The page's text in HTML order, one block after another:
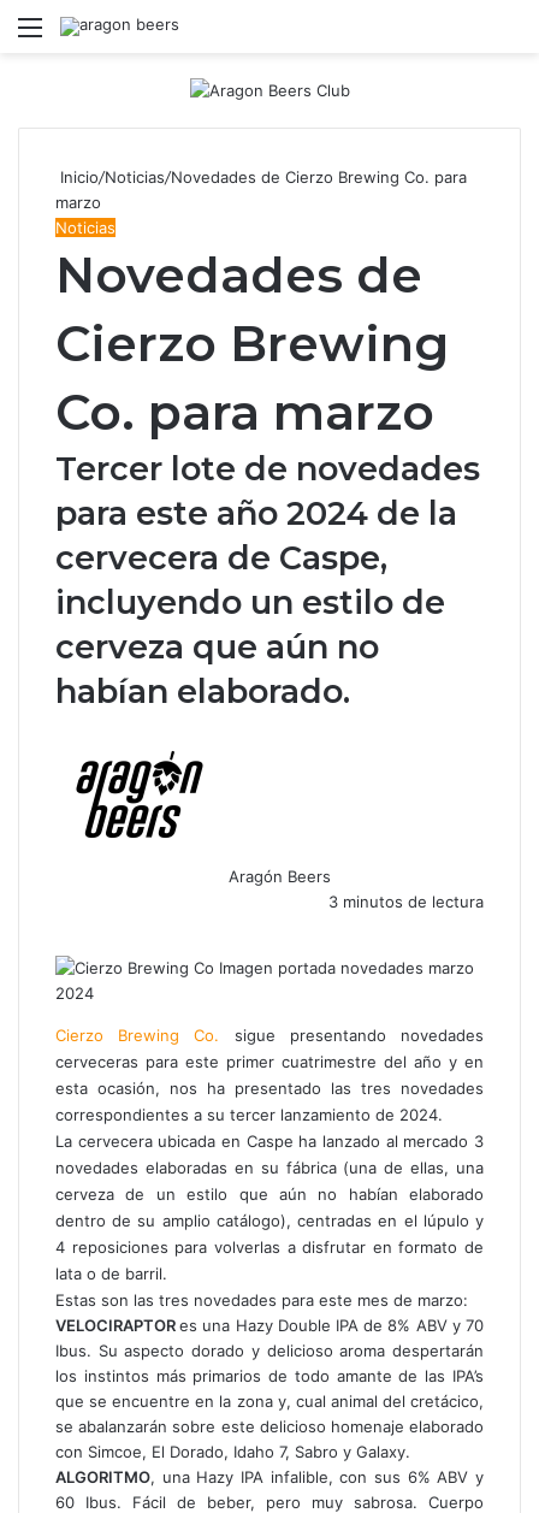
Menú
Inicio/Noticias/Novedades de Cierzo Brewing Co. para
marzo
Noticias
Novedades de
Cierzo Brewing
Co. para marzo
Tercer lote de novedades
para este año 2024 de la
cervecera de Caspe,
incluyendo un estilo de
cerveza que aún no
habían elaborado.
Aragón Beers
3 minutos de lectura
a
c
e
b
a
t
s
l
e
m
p
o
r
c
o
r
r
e
o
e
l
e
c
t
Cierzo Brewing Co. sigue presentando novedades
cerveceras para este primer cuatrimestre del año y en
esta ocasión, nos ha presentado las tres novedades
correspondientes a su tercer lanzamiento de 2024.
La cervecera ubicada en Caspe ha lanzado al mercado 3
novedades elaboradas en su fábrica (una de ellas, una
cerveza de un estilo que aún no habían elaborado
dentro de su amplio catálogo), centradas en el lúpulo y
4 reposiciones para volverlas a disfrutar en formato de
lata o de barril.
Estas son las tres novedades para este mes de marzo:
VELOCIRAPTORes una Hazy Double IPA de 8% ABV y 70
Ibus. Su aspecto dorado y delicioso aroma despertarán
los instintos más primarios de todo amante de las IPA’s
que se encuentre en la zona y, cual animal del cretácico,
se abalanzarán sobre este delicioso homenaje elaborado
con Simcoe, El Dorado, Idaho 7, Sabro y Galaxy.
ALGORITMO, una Hazy IPA infalible, con sus 6% ABV y
60 Ibus. Fácil de beber, pero muy sabrosa. Cuerpo